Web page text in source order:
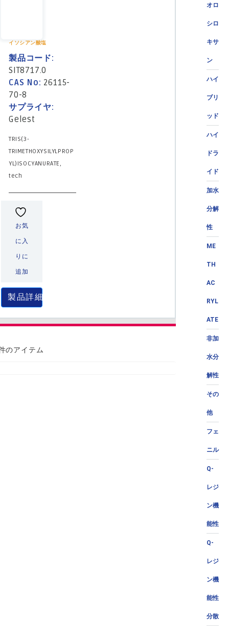
オロ
シロ
キサ
ン
ハイ
ブリ
ッド
ハイ
ドラ
イド
加水
分解
性
ME
TH
AC
RYL
ATE
非加
水分
解性
その
他
フェ
ニル
Q-
レジ
ン機
能性
Q-
レジ
ン機
能性
分散
イソシアン酸塩
製品コード:
SIT8717.0
CAS No: 26115-
70-8
サプライヤ:
Gelest
TRIS(3-
TRIMETHOXYSILYLPROP
YL)ISOCYANURATE,
tech
お気
に入
りに
追加
製品詳細
のアイテム